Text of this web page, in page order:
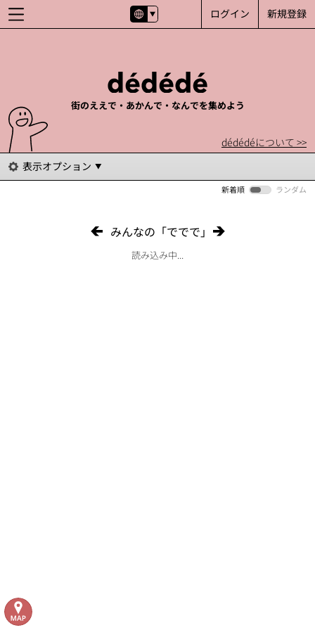
新規登録
ログイン
街のええで・あかんで・なんでを集めよう
dédédéについて >>
表示オプション
新着順 ランダム
みんなの「ででで」
読み込み中...